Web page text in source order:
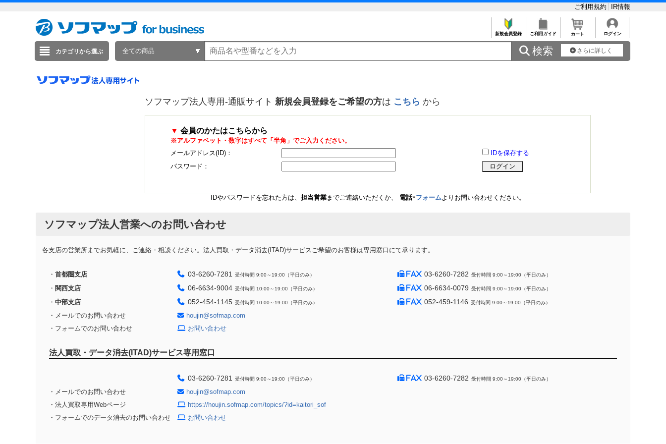
ご利用規約 IR情報
新規会員登録 ご利用ガイド カート ログイン
カテゴリから選ぶ 全ての商品  検索 さらに詳しく
ソフマップ法人専用-通販サイト 新規会員登録をご希望の方は こちら から
▼ 会員のかたはこちらから
※アルファベット・数字はすべて「半角」でご入力ください。
メールアドレス(ID)：
IDを保存する
パスワード：
IDやパスワードを忘れた方は、 担当営業までご連絡いただくか、 電話･ フォームよりお問い合わせください。
ソフマップ法人営業へのお問い合わせ
各支店の営業所までお気軽に、ご連絡・相談ください。法人買取・データ消去(ITAD)サービスご希望のお客様は専用窓口にて承ります。
・ 首都圏支店 03-6260-7281 受付時間 9:00～19:00（平日のみ） 03-6260-7282 受付時間 9:00～19:00（平日のみ）
・ 関西支店 06-6634-9004 受付時間 10:00～19:00（平日のみ） 06-6634-0079 受付時間 9:00～19:00（平日のみ）
・ 中部支店 052-454-1145 受付時間 10:00～19:00（平日のみ） 052-459-1146 受付時間 9:00～19:00（平日のみ）
・メールでのお問い合わせ
houjin@sofmap.com
・フォームでのお問い合わせ
お問い合わせ
法人買取・データ消去(ITAD)サービス専用窓口
03-6260-7281 受付時間 9:00～19:00（平日のみ） 03-6260-7282 受付時間 9:00～19:00（平日のみ）
・メールでのお問い合わせ
houjin@sofmap.com
・法人買取専用Webページ
https://houjin.sofmap.com/topics/?id=kaitori_sof
・フォームでのデータ消去のお問い合わせ
お問い合わせ